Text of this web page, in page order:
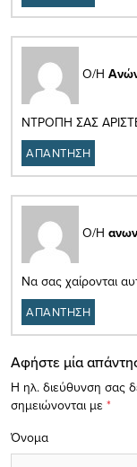
Ο/Η
ΝΤΡΟΠΗ ΣΑΣ
ΑΠΑΝΤΗΣΗ
Ο/Η
Να σας χαίρονται
ΑΠΑΝΤΗΣΗ
Αφήστε μία
Η ηλ. διεύθυνση σας
σημειώνονται με *
Όνομα